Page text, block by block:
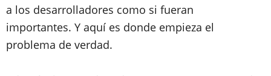
a los desarrolladores como si fueran
importantes. Y aquí es donde empieza el
problema de verdad.